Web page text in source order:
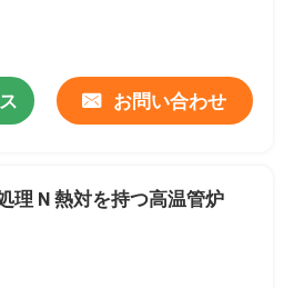
お問い合わせ
理 N 熱対を持つ高温管炉